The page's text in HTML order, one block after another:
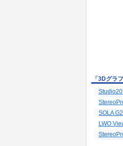
「3Dグラ
SOLA
LWO